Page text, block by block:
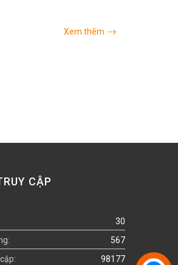
Xem thêm
CẬP
30
567
98177